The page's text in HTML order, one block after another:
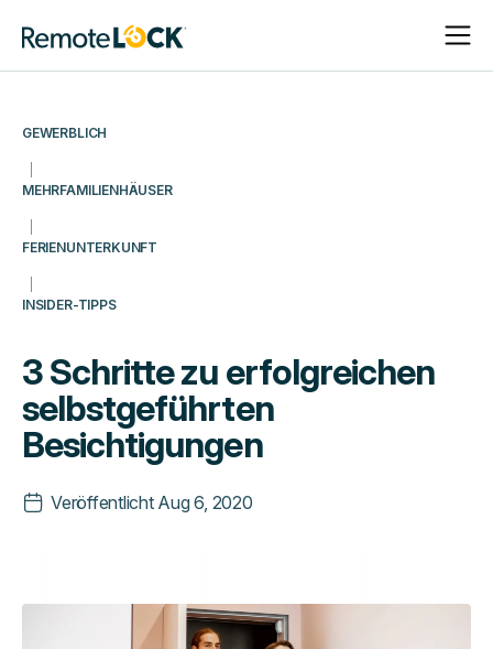
Startseite
öffnen
GEWERBLICH
MEHRFAMILIENHÄUSER
FERIENUNTERKUNFT
INSIDER-TIPPS
3 Schritte zu erfolgreichen
selbstgeführten
Besichtigungen
Veröffentlicht Aug 6, 2020